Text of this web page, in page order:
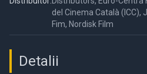
del Cinema Català (ICC),
Fim, Nordisk Film
Detalii